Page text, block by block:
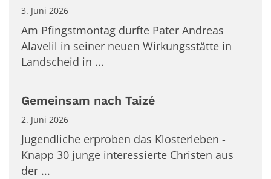
3. Juni 2026
Am Pfingstmontag durfte Pater Andreas
Alavelil in seiner neuen Wirkungsstätte in
Landscheid in ...
Gemeinsam nach Taizé
2. Juni 2026
Jugendliche erproben das Klosterleben -
Knapp 30 junge interessierte Christen aus
der ...